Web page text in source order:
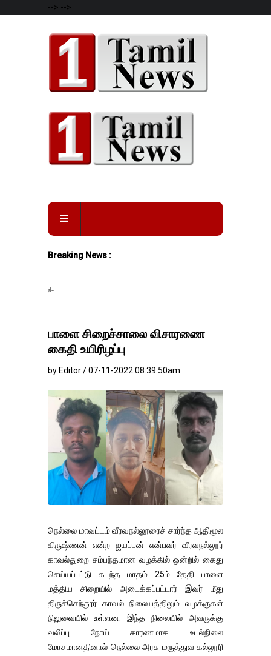
--> -->
Breaking News :
பாளை சிறைச்சாலை விசாரணை
கைதி உயிரிழப்பு
by Editor / 07-11-2022 08:39:50am
நெல்லை மாவட்டம் வீரவநல்லூரைச் சார்ந்த ஆதிமூல
கிருஷ்ணன் என்ற ஐயப்பன் என்பவர் வீரவநல்லூர்
காவல்துறை சம்பந்தமான வழக்கில் ஒன்றில் கைது
செய்யப்பட்டு கடந்த மாதம் 25ம் தேதி பாளை
மத்திய சிறையில் அடைக்கப்பட்டார் இவர் மீது
திருச்செந்தூர் காவல் நிலையத்திலும் வழக்குகள்
நிலுவையில் உள்ளன. இந்த நிலையில் அவருக்கு
வலிப்பு நோய் காரணமாக உடல்நிலை
மோசமானதினால் நெல்லை அரசு மருத்துவ கல்லூரி